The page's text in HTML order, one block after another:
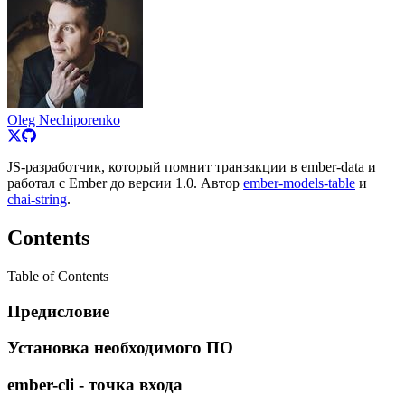
Oleg Nechiporenko
JS-разработчик, который помнит транзакции в ember-data и
работал с Ember до версии 1.0. Автор ember-models-table и
chai-string.
Contents
Table of Contents
Предисловие
Установка необходимого ПО
ember-cli - точка входа